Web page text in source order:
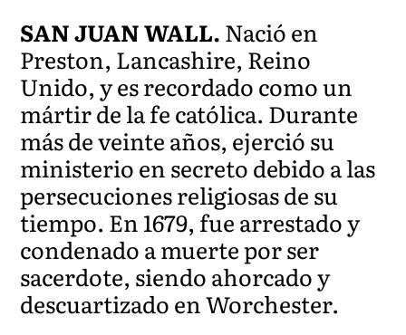
SAN JUAN WALL.Nació en
Preston, Lancashire, Reino
Unido, y es recordado como un
mártir de la fe católica. Durante
más de veinte años, ejerció su
ministerio en secreto debido a las
persecuciones religiosas de su
tiempo. En 1679, fue arrestado y
condenado a muerte por ser
sacerdote, siendo ahorcado y
descuartizado en Worchester.